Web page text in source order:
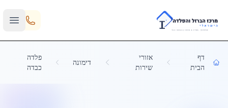
Skip to main content
דף
הבית
אזורי
שירות
דימונה
פלדה
כבדה